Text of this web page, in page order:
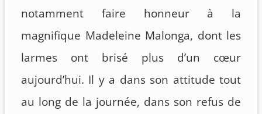
notamment faire honneur à la
magnifique Madeleine Malonga, dont les
larmes ont brisé plus d’un cœur
aujourd’hui. Il y a dans son attitude tout
au long de la journée, dans son refus de